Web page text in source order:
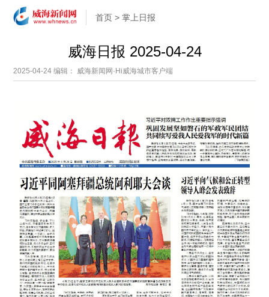
首页 >掌上日报
威海日报 2025-04-24
2025-04-24编辑： 威海新闻网·Hi威海城市客户端